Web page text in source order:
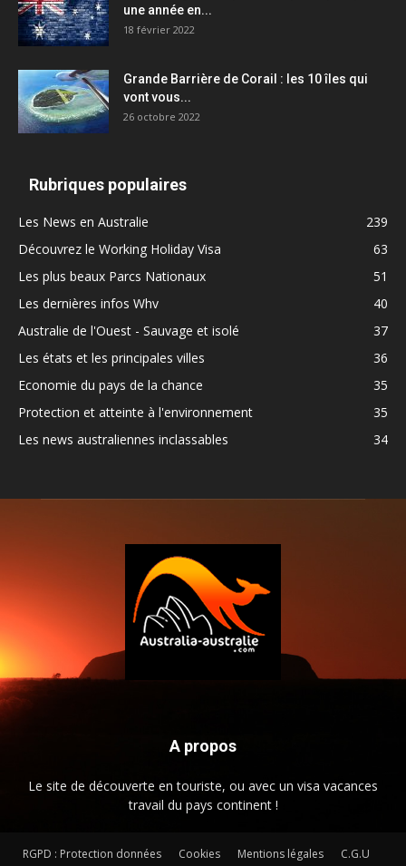
une année en...
18 février 2022
Grande Barrière de Corail : les 10 îles qui
vont vous...
26 octobre 2022
Rubriques populaires
Les News en Australie
239
Découvrez le Working Holiday Visa
63
Les plus beaux Parcs Nationaux
51
Les dernières infos Whv
40
Australie de l'Ouest - Sauvage et isolé
37
Les états et les principales villes
36
Economie du pays de la chance
35
Protection et atteinte à l'environnement
35
Les news australiennes inclassables
34
A propos
Le site de découverte en touriste, ou avec un visa vacances
travail du pays continent !
RGPD : Protection données Cookies Mentions légales
C.G.U